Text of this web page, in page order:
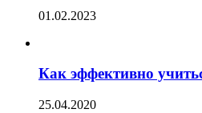
01.02.2023
Как эффективно
25.04.2020